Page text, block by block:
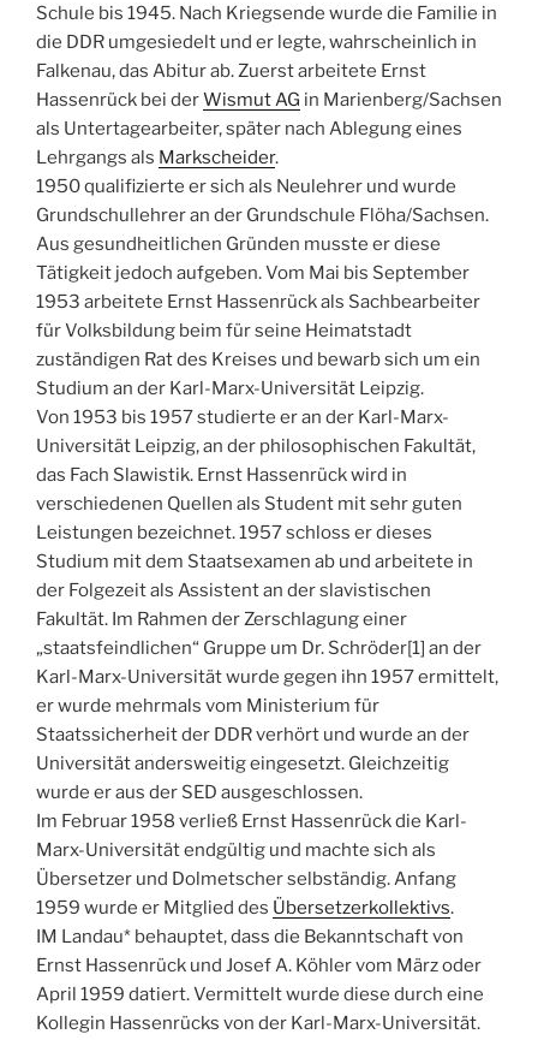
Schule bis 1945. Nach Kriegsende wurde die Familie in
die DDR umgesiedelt und er legte, wahrscheinlich in
Falkenau, das Abitur ab. Zuerst arbeitete Ernst
Hassenrück bei derWismut AG in Marienberg/Sachsen
als Untertagearbeiter, später nach Ablegung eines
Lehrgangs als Markscheider.
1950 qualifizierte er sich als Neulehrer und wurde
Grundschullehrer an der Grundschule Flöha/Sachsen.
Aus gesundheitlichen Gründen musste er diese
Tätigkeit jedoch aufgeben. Vom Mai bis September
1953 arbeitete Ernst Hassenrück als Sachbearbeiter
für Volksbildung beim für seine Heimatstadt
zuständigen Rat des Kreises und bewarb sich um ein
Studium an der Karl-Marx-Universität Leipzig.
Von 1953 bis 1957 studierte er an der Karl-Marx-
Universität Leipzig, an der philosophischen Fakultät,
das Fach Slawistik. Ernst Hassenrück wird in
verschiedenen Quellen als Student mit sehr guten
Leistungen bezeichnet. 1957 schloss er dieses
Studium mit dem Staatsexamen ab und arbeitete in
der Folgezeit als Assistent an der slavistischen
Fakultät. Im Rahmen der Zerschlagung einer
„staatsfeindlichen“ Gruppe um Dr. Schröder[1] an der
Karl-Marx-Universität wurde gegen ihn 1957 ermittelt,
er wurde mehrmals vom Ministerium für
Staatssicherheit der DDR verhört und wurde an der
Universität andersweitig eingesetzt. Gleichzeitig
wurde er aus der SED ausgeschlossen.
Im Februar 1958 verließ Ernst Hassenrück die Karl-
Marx-Universität endgültig und machte sich als
Übersetzer und Dolmetscher selbständig. Anfang
1959 wurde er Mitglied des Übersetzerkollektivs.
IM Landau* behauptet, dass die Bekanntschaft von
Ernst Hassenrück und Josef A. Köhler vom März oder
April 1959 datiert. Vermittelt wurde diese durch eine
Kollegin Hassenrücks von der Karl-Marx-Universität.